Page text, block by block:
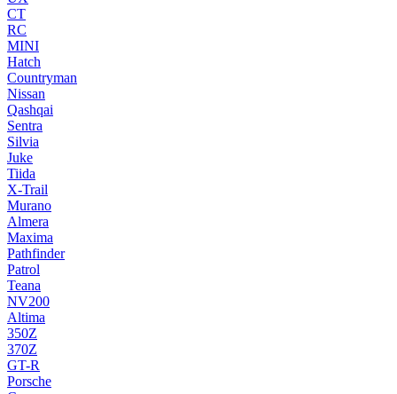
CT
RC
MINI
Hatch
Countryman
Nissan
Qashqai
Sentra
Silvia
Juke
Tiida
X-Trail
Murano
Almera
Maxima
Pathfinder
Patrol
Teana
NV200
Altima
350Z
370Z
GT-R
Porsche